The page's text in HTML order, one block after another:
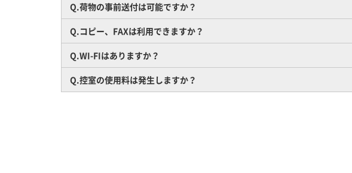
Q.荷物の事前送付は可能ですか？
Q.コピー、FAXは利用できますか？
Q.WI-FIはありますか？
Q.控室の使用料は発生しますか？